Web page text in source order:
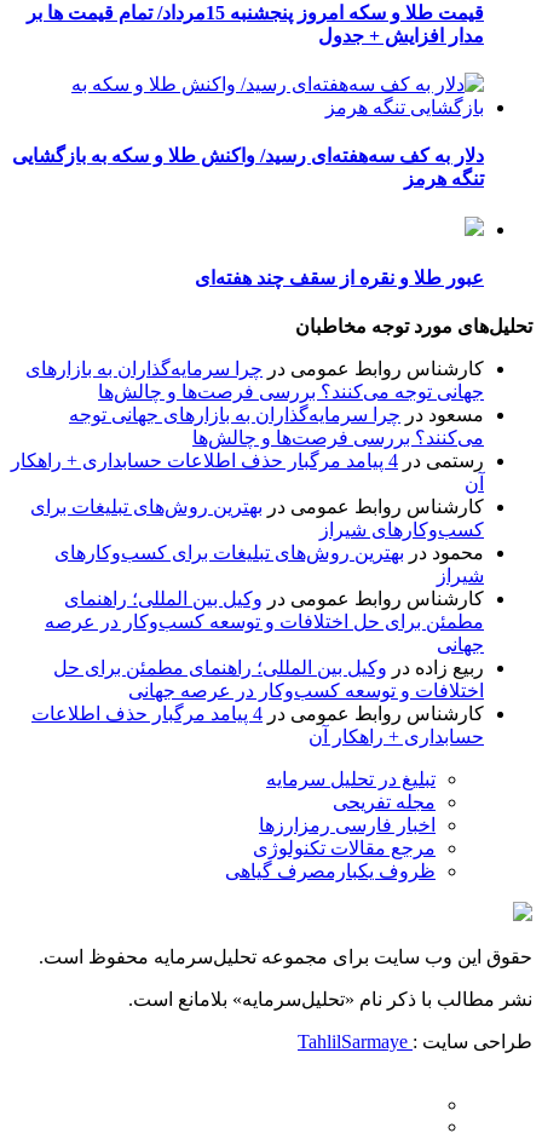
قیمت طلا و سکه امروز پنجشنبه 15مرداد/ تمام قیمت ها بر
مدار افزایش + جدول
دلار به کف سه‌هفته‌ای رسید/ واکنش طلا و سکه به بازگشایی
تنگه هرمز
عبور طلا و نقره از سقف چند هفته‌ای
تحلیل‌های مورد توجه مخاطبان
کارشناس روابط عمومی در چرا سرمایه‌گذاران به بازارهای
جهانی توجه می‌کنند؟ بررسی فرصت‌ها و چالش‌ها
مسعود در چرا سرمایه‌گذاران به بازارهای جهانی توجه
می‌کنند؟ بررسی فرصت‌ها و چالش‌ها
رستمی در
4 پیامد مرگبار حذف اطلاعات حسابداری + راهکار
آن
کارشناس روابط عمومی در بهترین روش‌های تبلیغات برای
کسب‌وکارهای شیراز
محمود در بهترین روش‌های تبلیغات برای کسب‌وکارهای
شیراز
کارشناس روابط عمومی در وکیل بین المللی؛ راهنمای
مطمئن برای حل اختلافات و توسعه کسب‌وکار در عرصه
جهانی
ربیع زاده در وکیل بین المللی؛ راهنمای مطمئن برای حل
اختلافات و توسعه کسب‌وکار در عرصه جهانی
کارشناس روابط عمومی در
4 پیامد مرگبار حذف اطلاعات
حسابداری + راهکار آن
تبلیغ در تحلیل سرمایه
مجله تفریحی
اخبار فارسی رمزارزها
مرجع مقالات تکنولوژی
ظروف یکبارمصرف گیاهی
حقوق این وب سایت برای مجموعه تحلیل‌سرمایه محفوظ است.
نشر مطالب با ذکر نام «تحلیل‌سرمایه» بلامانع است.
طراحی سایت :